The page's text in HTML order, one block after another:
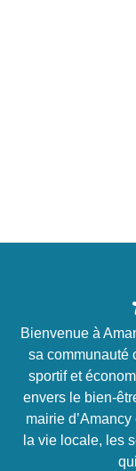
Bienvenue à
sa communauté
sportif et
envers le bien-
mairie
la vie locale, les